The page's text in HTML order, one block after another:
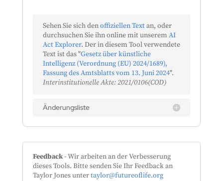
Sehen Sie sich denoffiziellen Textan, oder
durchsuchen Sie ihn online mit unserem AI
Act Explorer. Der in diesem Tool verwendete
Text ist das "Gesetz über künstliche
Intelligenz (Verordnung (EU) 2024/1689),
Fassung des Amtsblatts vom 13. Juni 2024".
Interinstitutionelle Akte: 2021/0106(COD)
Änderungsliste
Feedback- Wir arbeiten an der Verbesserung
dieses Tools. Bitte senden Sie Ihr Feedback an
Taylor Jones untertaylor@futureoflife.org